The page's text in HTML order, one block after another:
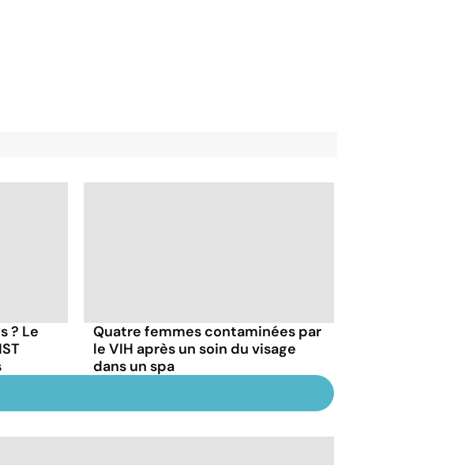
? Le
Quatre femmes contaminées par
le VIH après un soin du visage
dans un spa